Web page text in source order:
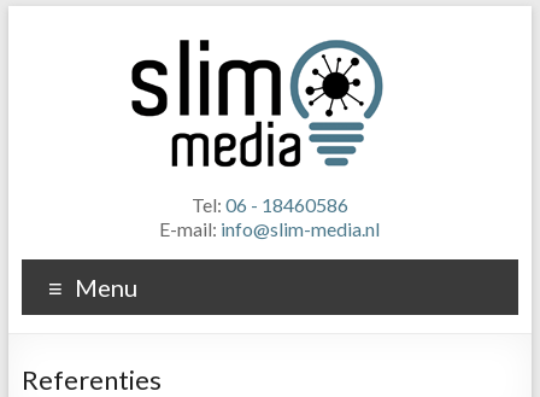
Tel: 06 - 18460586
E-mail: info@slim-media.nl
Menu
Referenties